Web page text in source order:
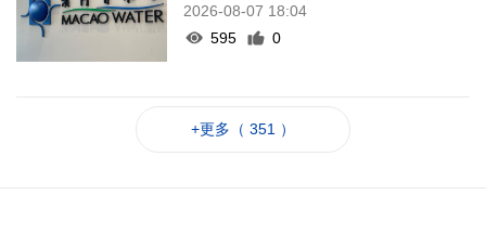
2026-08-07 18:04
595
0
+更多（ 351 ）